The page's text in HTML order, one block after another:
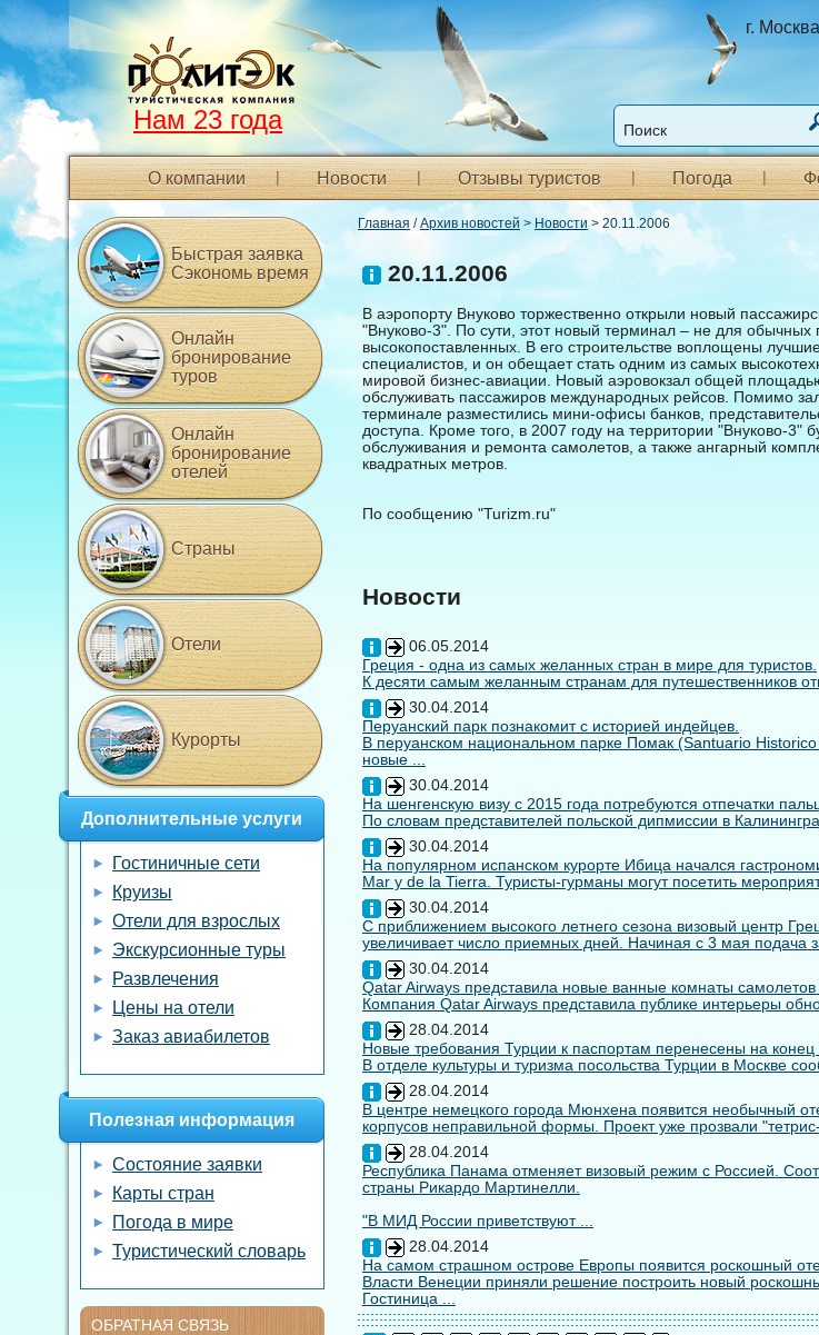
г.
Нам 23 года
О компании Новости Отзывы туристов Погода
Главная /Архив новостей > Новости> 20.11.2006
20.11.2006
В аэропорту Внуково торжественно открыли новый
"Внуково-3". По сути, этот новый терминал – не для
высокопоставленных. В его строительстве воплощены
специалистов, и он обещает стать одним из самых
мировой бизнес-авиации. Новый аэровокзал общей
обслуживать пассажиров международных рейсов. Помимо
терминале разместились мини-офисы банков,
доступа. Кроме того, в 2007 году на территории "Внуково-3"
обслуживания и ремонта самолетов, а также ангарный
квадратных метров.
По сообщению "Turizm.ru"
Новости
06.05.2014
Греция - одна из самых желанных стран в мире для туристов.
К десяти самым желанным странам для путешественников
30.04.2014
Перуанский парк познакомит с историей индейцев.
В перуанском национальном парке Помак (Santuario
новые ...
30.04.2014
На шенгенскую визу с 2015 года потребуются отпечатки
По словам представителей польской дипмиссии в
30.04.2014
На популярном испанском курорте Ибица начался
Mar y de la Tierra. Туристы-гурманы могут посетить
30.04.2014
С приближением высокого летнего сезона визовый центр
увеличивает число приемных дней. Начиная с 3 мая подача
30.04.2014
Qatar Airways представила новые ванные комнаты самолетов
Компания Qatar Airways представила публике интерьеры
28.04.2014
Новые требования Турции к паспортам перенесены на конец
В отделе культуры и туризма посольства Турции в Москве
28.04.2014
В центре немецкого города Мюнхена появится необычный
корпусов неправильной формы. Проект уже прозвали "тетрис-
28.04.2014
Республика Панама отменяет визовый режим с Россией.
страны Рикардо Мартинелли.
"В МИД России приветствуют ...
28.04.2014
На самом страшном острове Европы появится роскошный
Власти Венеции приняли решение построить новый
Гостиница ...
Быстрая заявка
Сэкономь время
Онлайн
бронирование
туров
Онлайн
бронирование
отелей
Страны
Отели
Курорты
Дополнительные услуги
Гостиничные сети
Круизы
Отели для взрослых
Экскурсионные туры
Развлечения
Цены на отели
Заказ авиабилетов
Полезная информация
Состояние заявки
Карты стран
Погода в мире
Туристический словарь
ОБРАТНАЯ СВЯЗЬ